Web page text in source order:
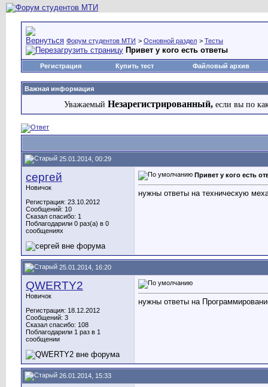
Форум студентов МТИ > Основной раздел > Тесты
Привет у кого есть ответы
Регистрация Купить тест Файловый архив
Важная информация
Уважаемый Незарегистрированный, если вы по
25.01.2014, 00:29
сергей
Новичок
Регистрация: 23.10.2012
Сообщений: 10
Сказал спасибо: 1
Поблагодарили 0 раз(а) в 0
сообщениях
Привет у кого есть
нужны ответы на техническую
25.01.2014, 16:20
QWERTY2
Новичок
Регистрация: 18.12.2012
Сообщений: 3
Сказал спасибо: 108
Поблагодарили 1 раз в 1
сообщении
нужны ответы на
26.01.2014, 15:33